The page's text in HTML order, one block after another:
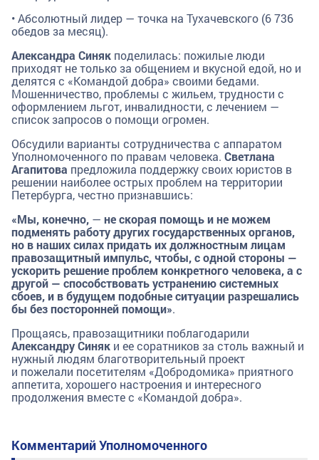
• Абсолютный лидер — точка на Тухачевского (6 736
обедов за месяц).
Александра Синяк поделилась: пожилые люди
приходят не только за общением и вкусной едой, но и
делятся с «Командой добра» своими бедами.
Мошенничество, проблемы с жильем, трудности с
оформлением льгот, инвалидности, с лечением —
список запросов о помощи огромен.
Обсудили варианты сотрудничества с аппаратом
Уполномоченного по правам человека. Светлана
Агапитова предложила поддержку своих юристов в
решении наиболее острых проблем на территории
Петербурга, честно признавшись:
«Мы, конечно, — не скорая помощь и не можем
подменять работу других государственных органов,
но в наших силах придать их должностным лицам
правозащитный импульс, чтобы, с одной стороны —
ускорить решение проблем конкретного человека, а с
другой — способствовать устранению системных
сбоев, и в будущем подобные ситуации разрешались
бы без посторонней помощи».
Прощаясь, правозащитники поблагодарили
Александру Синяк и ее соратников за столь важный и
нужный людям благотворительный проект
и пожелали посетителям «Добродомика» приятного
аппетита, хорошего настроения и интересного
продолжения вместе с «Командой добра».
Комментарий Уполномоченного